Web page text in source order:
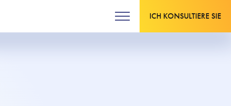
ICH KONSULTIERE SIE